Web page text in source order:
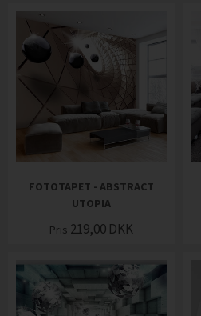
FOTOTAPET - ABSTRACT
UTOPIA
Pris 219,00 DKK